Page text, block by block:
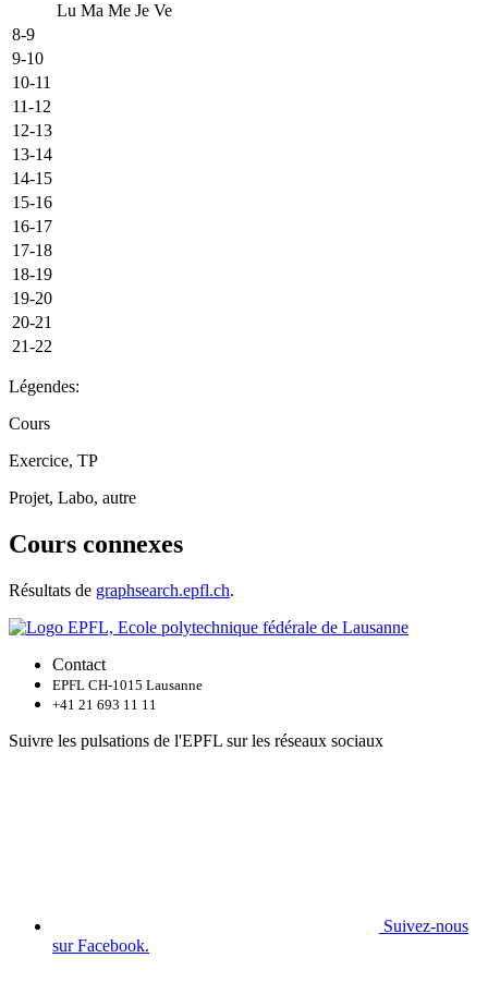
Lu Ma Me Je Ve
8-9
9-10
10-11
11-12
12-13
13-14
14-15
15-16
16-17
17-18
18-19
19-20
20-21
21-22
Légendes:
Cours
Exercice, TP
Projet, Labo, autre
Cours connexes
Résultats de graphsearch.epfl.ch.
Contact
EPFL CH-1015 Lausanne
+41 21 693 11 11
Suivre les pulsations de l'EPFL sur les réseaux sociaux
Suivez-nous
sur Facebook.